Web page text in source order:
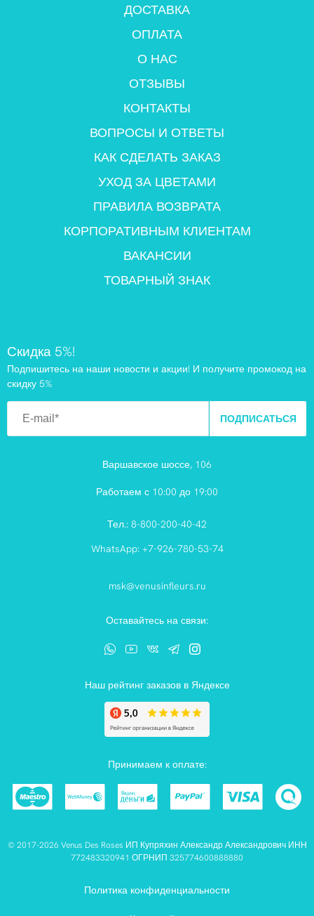
ДОСТАВКА
ОПЛАТА
О НАС
ОТЗЫВЫ
КОНТАКТЫ
ВОПРОСЫ И ОТВЕТЫ
КАК СДЕЛАТЬ ЗАКАЗ
УХОД ЗА ЦВЕТАМИ
ПРАВИЛА ВОЗВРАТА
КОРПОРАТИВНЫМ КЛИЕНТАМ
ВАКАНСИИ
ТОВАРНЫЙ ЗНАК
Скидка 5%!
Подпишитесь на наши новости и акции! И получите промокод на
скидку 5%
ПОДПИСАТЬСЯ
Варшавское шоссе, 106
Работаем с 10:00 до 19:00
Тел.: 8-800-200-40-42
WhatsApp: +7-926-780-53-74
msk@venusinfleurs.ru
Оставайтесь на связи:
Наш рейтинг заказов в Яндексе
Принимаем к оплате:
© 2017-2026 Venus Des Roses ИП Купряхин Александр Александрович ИНН
772483320941 ОГРНИП 325774600888880
Политика конфиденциальности